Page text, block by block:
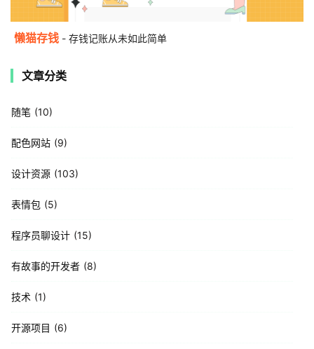
懒猫存钱 - 存钱记账从未如此简单
文章分类
随笔 10
配色网站 9
设计资源 103
表情包 5
程序员聊设计 15
有故事的开发者 8
技术 1
开源项目 6